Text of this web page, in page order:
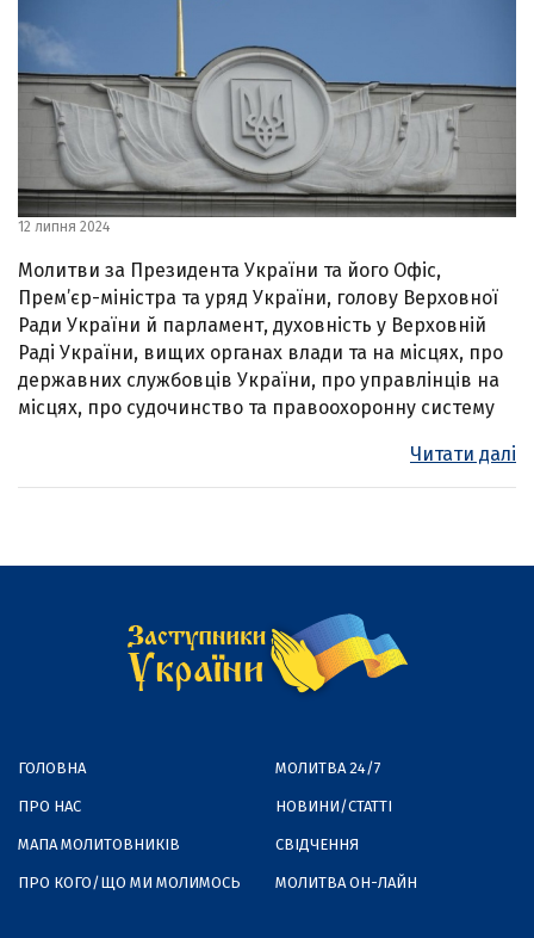
12 липня 2024
Молитви за Президента України та його Офіс,
Прем’єр-міністра та уряд України, голову Верховної
Ради України й парламент, духовність у Верховній
Раді України, вищих органах влади та на місцях, про
державних службовців України, про управлінців на
місцях, про судочинство та правоохоронну систему
Читати далі
ГОЛОВНА
ПРО НАС
МАПА МОЛИТОВНИКІВ
ПРО КОГО/ЩО МИ МОЛИМОСЬ
МОЛИТВА 24/7
НОВИНИ/СТАТТІ
СВІДЧЕННЯ
МОЛИТВА ОН-ЛАЙН